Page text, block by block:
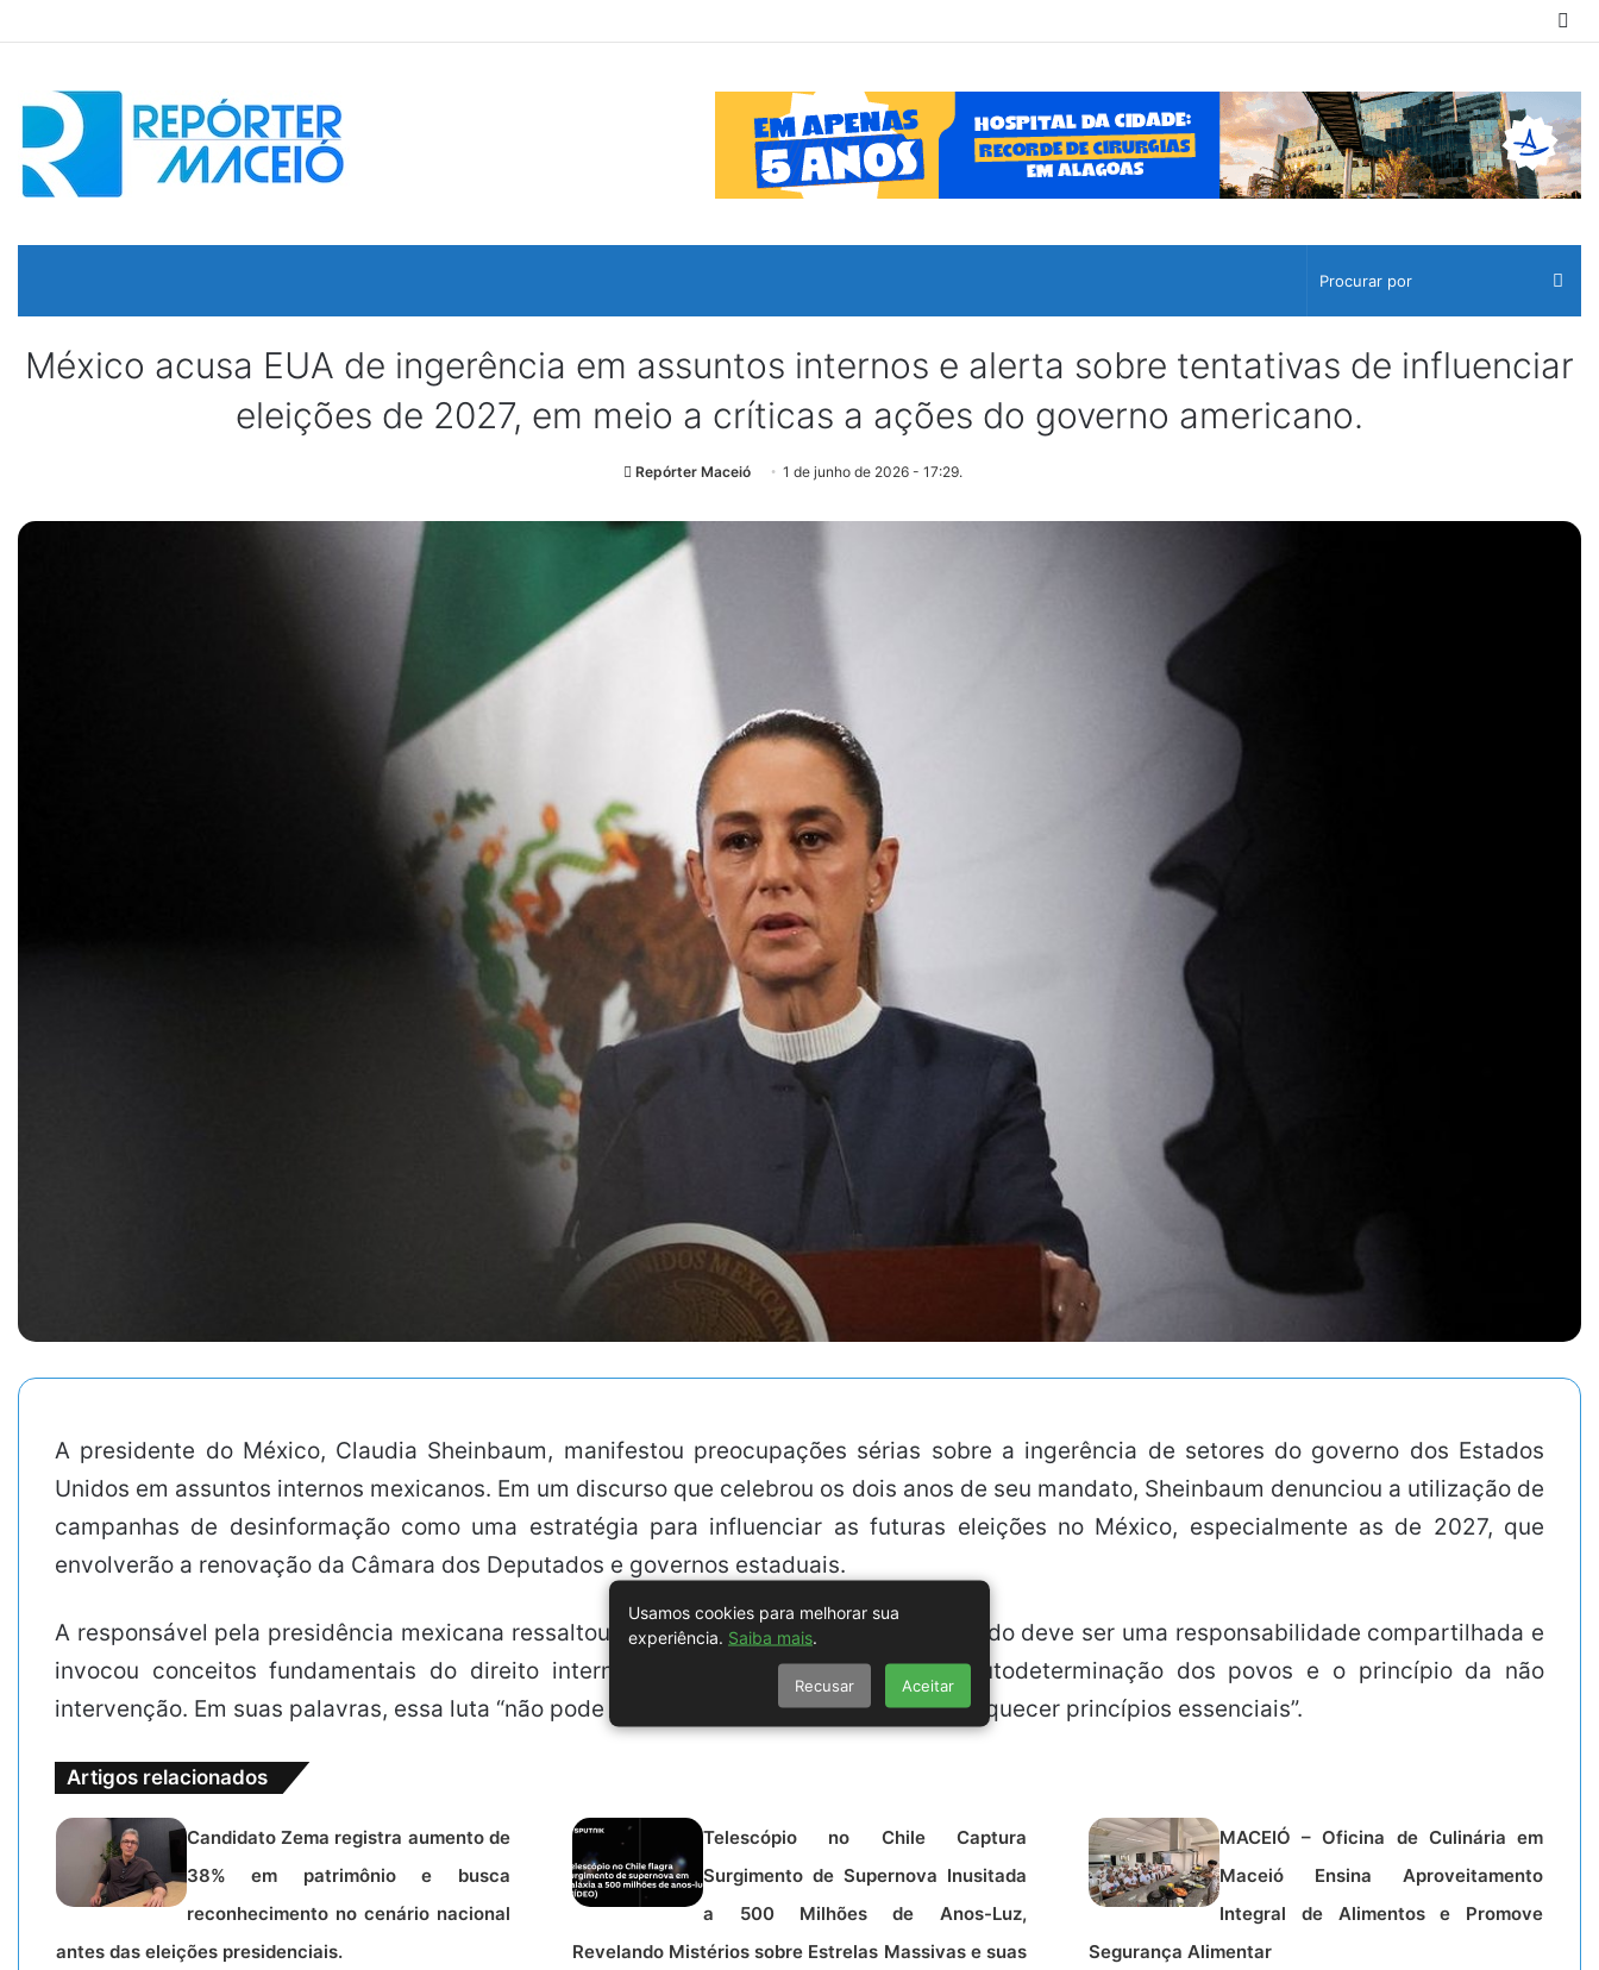
México acusa EUA de ingerência em assuntos internos e alerta sobre tentativas de influenciar
eleições de 2027, em meio a críticas a ações do governo americano.
Repórter Maceió 1 de junho de 2026 - 17:29.
A presidente do México, Claudia Sheinbaum, manifestou preocupações sérias sobre a ingerência de setores do governo dos Estados
Unidos em assuntos internos mexicanos. Em um discurso que celebrou os dois anos de seu mandato, Sheinbaum denunciou a utilização de
campanhas de desinformação como uma estratégia para influenciar as futuras eleições no México, especialmente as de 2027, que
envolverão a renovação da Câmara dos Deputados e governos estaduais.
A responsável pela presidência mexicana ressaltou que a luta contra o crime organizado deve ser uma responsabilidade compartilhada e
invocou conceitos fundamentais do direito internacional, como o respeito pela autodeterminação dos povos e o princípio da não
intervenção. Em suas palavras, essa luta “não pode servir como justificativa para enfraquecer princípios essenciais”.
Artigos relacionados
Candidato Zema registra aumento de
38% em patrimônio e busca
reconhecimento no cenário nacional
antes das eleições presidenciais.
Telescópio no Chile Captura
Surgimento de Supernova Inusitada
a 500 Milhões de Anos-Luz,
Revelando Mistérios sobre Estrelas Massivas e suas
MACEIÓ – Oficina de Culinária em
Maceió Ensina Aproveitamento
Integral de Alimentos e Promove
Segurança Alimentar
Usamos cookies para melhorar sua
experiência. Saiba mais
Recusar Aceitar